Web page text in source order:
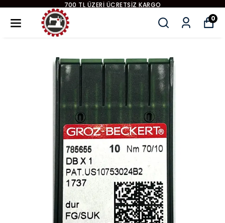
700 TL ÜZERI ÜCRETSIZ KARGO
0